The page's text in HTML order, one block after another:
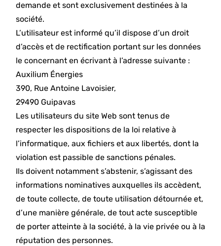
demande et sont exclusivement destinées à la
société.
L’utilisateur est informé qu’il dispose d’un droit
d’accès et de rectification portant sur les données
le concernant en écrivant à l’adresse suivante :
Auxilium Énergies
390, Rue Antoine Lavoisier,
29490 Guipavas
Les utilisateurs du site Web sont tenus de
respecter les dispositions de la loi relative à
l’informatique, aux fichiers et aux libertés, dont la
violation est passible de sanctions pénales.
Ils doivent notamment s’abstenir, s’agissant des
informations nominatives auxquelles ils accèdent,
de toute collecte, de toute utilisation détournée et,
d’une manière générale, de tout acte susceptible
de porter atteinte à la société, à la vie privée ou à la
réputation des personnes.